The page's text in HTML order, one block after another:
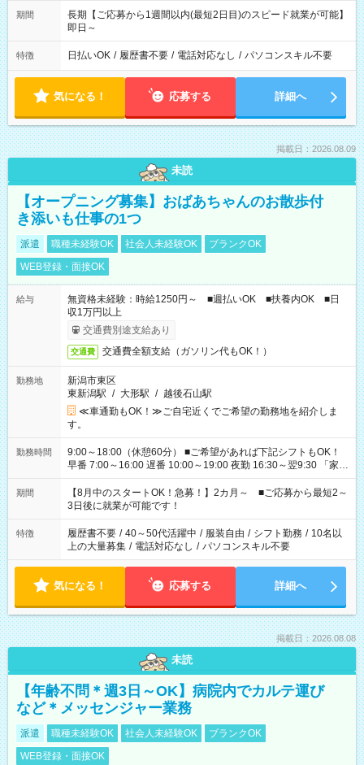
期間
長期【ご応募から1週間以内(最短2日目)のスピード就業が可能】
即日～
特徴 日払いOK / 履歴書不要 / 電話対応なし / パソコンスキル不要
気になる！ 応募する 詳細へ
掲載日：2026.08.09
未読
【オープニング募集】おばあちゃんのお散歩付
き添いも仕事の1つ
派遣 職種未経験OK 社会人未経験OK
ブランクOK
WEB登録・面接OK
給与
無資格未経験：時給1250円～ ■週払いOK ■扶養内OK ■日
収1万円以上
交通費別途支給あり
交通費 交通費全額支給（ガソリン代もOK！）
勤務地
新潟市東区
東新潟駅 / 大形駅 / 越後石山駅
≪車通勤もOK！≫ご自宅近くでご希望の勤務地を紹介しま
す。
勤務時間
9:00～18:00（休憩60分） ■ご希望があれば下記シフトもOK！
早番 7:00～16:00 遅番 10:00～19:00 夜勤 16:30～翌9:30 「家族
と休みを合わせたい」 「余裕を持って夕飯の準備がしたい」
「できれば残業はしたくない」 など、ご希望を教えてください
ね。 ※Wワーク希望の方へ 今ご覧のお仕事で希望する勤務時間
と、もう1つのお仕事の勤務時間。 合計で週40時間を超える場
合は応募できません。
期間
【8月中のスタートOK！急募！】2カ月～ ■ご応募から最短2～
3日後に就業が可能です！
特徴 履歴書不要 / 40～50代活躍中 / 服装自由 / シフト勤務 / 10名以
上の大量募集 / 電話対応なし / パソコンスキル不要
気になる！ 応募する 詳細へ
掲載日：2026.08.08
未読
【年齢不問＊週3日～OK】病院内でカルテ運び
など＊メッセンジャー業務
派遣 職種未経験OK 社会人未経験OK
ブランクOK
WEB登録・面接OK